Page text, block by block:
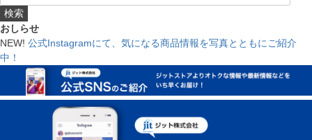
検索
おしらせ
NEW! 公式Instagramにて、気になる商品情報を写真とともにご紹介
中！